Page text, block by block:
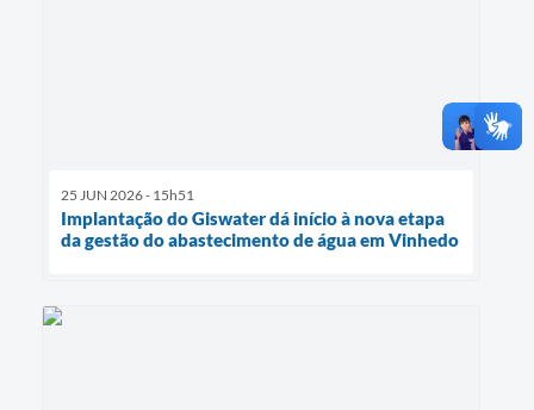
25 JUN 2026 - 15h51
Implantação do Giswater dá início à nova etapa
da gestão do abastecimento de água em Vinhedo